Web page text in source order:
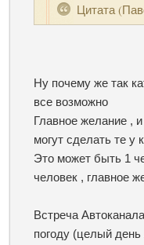
Цитата(
Ну почему же так
все возможно
Главное желание ,
могут сделать те у
Это может быть 1
человек , главное
Встреча
погоду (целый